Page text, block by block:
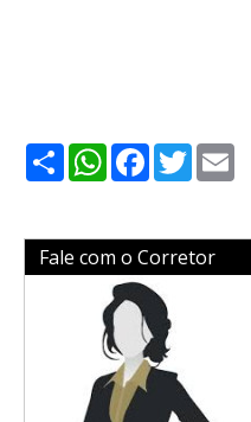
ShareWhatsApp
Facebook
Twitter
Fale com o Corretor